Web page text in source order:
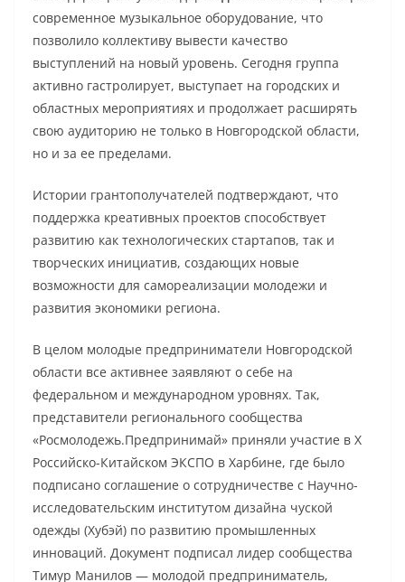
современное музыкальное оборудование, что
позволило коллективу вывести качество
выступлений на новый уровень. Сегодня группа
активно гастролирует, выступает на городских и
областных мероприятиях и продолжает расширять
свою аудиторию не только в Новгородской области,
но и за ее пределами.
Истории грантополучателей подтверждают, что
поддержка креативных проектов способствует
развитию как технологических стартапов, так и
творческих инициатив, создающих новые
возможности для самореализации молодежи и
развития экономики региона.
В целом молодые предприниматели Новгородской
области все активнее заявляют о себе на
федеральном и международном уровнях. Так,
представители регионального сообщества
«Росмолодежь.Предпринимай» приняли участие в X
Российско-Китайском ЭКСПО в Харбине, где было
подписано соглашение о сотрудничестве с Научно-
исследовательским институтом дизайна чуской
одежды (Хубэй) по развитию промышленных
инноваций. Документ подписал лидер сообщества
Тимур Манилов — молодой предприниматель,